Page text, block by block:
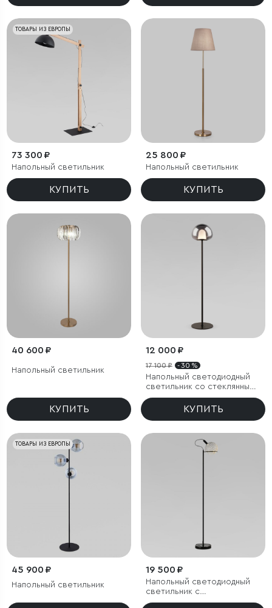
ТОВАРЫ ИЗ ЕВРОПЫ
73 300 ₽
Напольный светильник
КУПИТЬ
25 800 ₽
Напольный светильник
КУПИТЬ
40 600 ₽
Напольный светильник
КУПИТЬ
12 000 ₽
17 100 ₽ - 30 %
Напольный светодиодный
светильник со стеклянным
плафоном
КУПИТЬ
ТОВАРЫ ИЗ ЕВРОПЫ
45 900 ₽
Напольный светильник
19 500 ₽
Напольный светодиодный
светильник с
металлическим плафоном